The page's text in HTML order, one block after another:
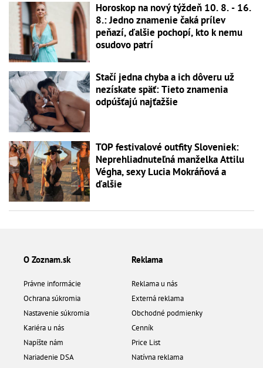
Horoskop na nový týždeň 10. 8. - 16.
8.: Jedno znamenie čaká prílev
peňazí, ďalšie pochopí, kto k nemu
osudovo patrí
Stačí jedna chyba a ich dôveru už
nezískate späť: Tieto znamenia
odpúšťajú najťažšie
TOP festivalové outfity Sloveniek:
Neprehliadnuteľná manželka Attilu
Végha, sexy Lucia Mokráňová a
ďalšie
O Zoznam.sk
Právne informácie
Ochrana súkromia
Nastavenie súkromia
Kariéra u nás
Napíšte nám
Nariadenie DSA
Reklama
Reklama u nás
Externá reklama
Obchodné podmienky
Cenník
Price List
Natívna reklama